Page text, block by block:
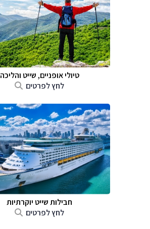
טיולי אופניים, שייט והליכה
לחץ לפרטים
חבילות שייט יוקרתיות
לחץ לפרטים